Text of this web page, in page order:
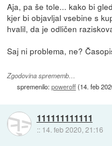
Aja, pa še tole... kako bi
kjer bi objavljal vsebine s
hvalil, da je odličen
Saj ni problema, ne?
Zgodovina sprememb…
spremenilo:poweroff(14. feb
111111111111
:: 14. feb 2020, 21:16